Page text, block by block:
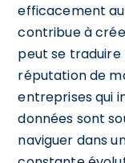
efficacement
contribue à
peut se
réputation de
entreprises qui
données sont
naviguer dans